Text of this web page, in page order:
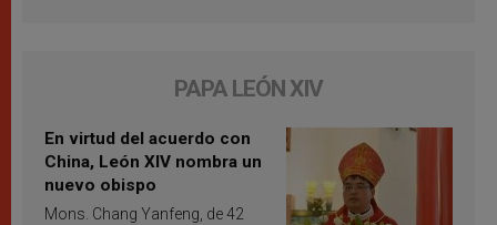
PAPA LEÓN XIV
En virtud del acuerdo con
China, León XIV nombra un
nuevo obispo
Mons. Chang Yanfeng, de 42